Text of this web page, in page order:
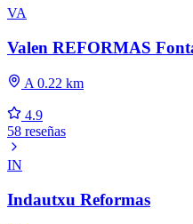
VA
Valen REFORMAS
A 0.22 km
4.9
58 reseñas
IN
Indautxu Reformas